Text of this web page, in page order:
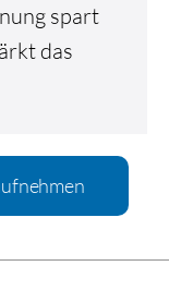
spart
das